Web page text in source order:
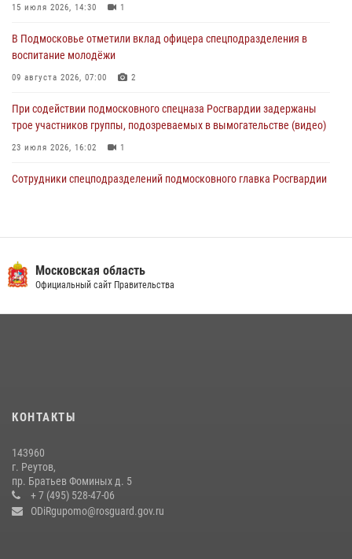
сигналам «Тревога» с охраняемых объектов в Подмосковье
04 августа 2026, 12:15
15 июля 2026, 14:30 1
В Подмосковье отметили вклад офицера спецподразделения в
воспитание молодёжи
09 августа 2026, 07:00 2
При содействии подмосковного спецназа Росгвардии задержаны
трое участников группы, подозреваемых в вымогательстве (видео)
23 июля 2026, 16:02 1
Сотрудники спецподразделений подмосковного главка Росгвардии
жильцов многоквартирного дома охотничьим карабином (видео)
16 июля 2026, 09:00 1
В подмосковном главке Росгвардии выявили сильнейших
сотрудников спецподразделений в преодолении полосы
препятствий со стрельбой
14 июля 2026, 15:13 3
Московская область
Официальный сайт Правительства
КОНТАКТЫ
143960
г. Реутов,
пр. Братьев Фоминых д. 5
+ 7 (495) 528-47-06
ODiRgupomo@rosguard.gov.ru